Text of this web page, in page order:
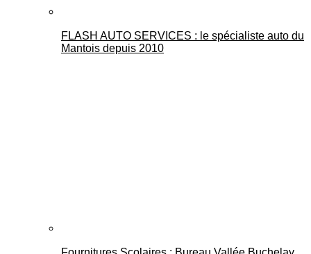
FLASH AUTO SERVICES : le spécialiste auto du
Mantois depuis 2010